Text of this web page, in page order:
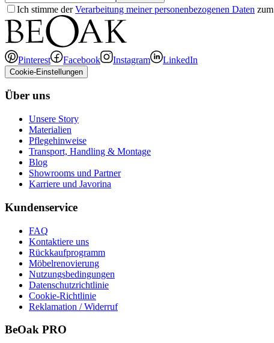
Ich stimme derVerarbeitung meiner personenbezogenen Daten
Pinterest Facebook Instagram LinkedIn
Cookie-Einstellungen
Über uns
Unsere Story
Materialien
Pflegehinweise
Transport, Handling & Montage
Blog
Showrooms und Partner
Karriere und Javorina
Kundenservice
FAQ
Kontaktiere uns
Rückkaufprogramm
Möbelrenovierung
Nutzungsbedingungen
Datenschutzrichtlinie
Cookie-Richtlinie
Reklamation / Widerruf
BeOak PRO